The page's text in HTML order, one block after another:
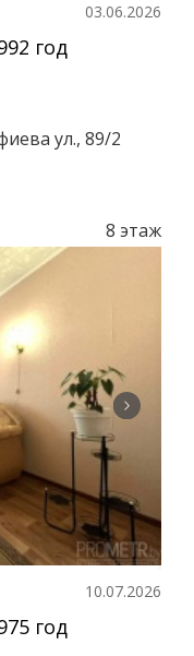
03.06.2026
год
ул., 89/2
8 этаж
10.07.2026
год